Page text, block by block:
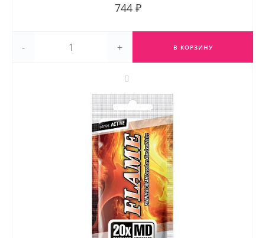
744 ₽
- + В КОРЗИНУ